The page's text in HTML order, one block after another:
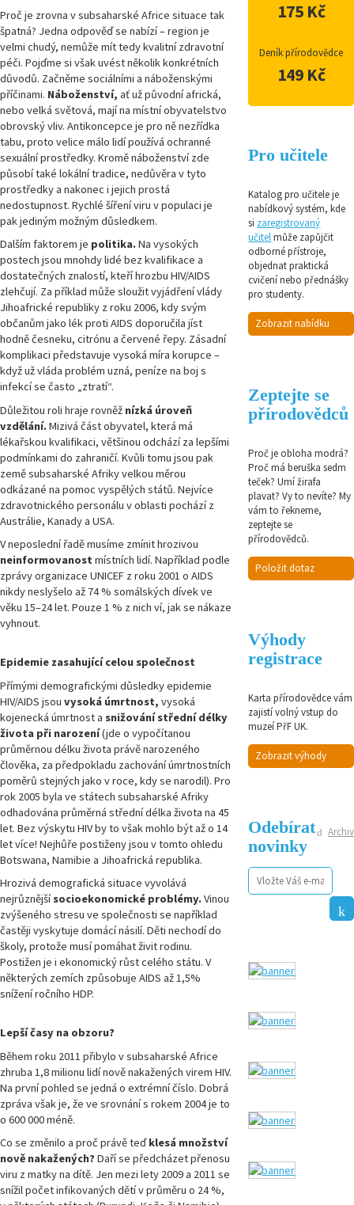
Proč je zrovna v subsaharské Africe situace tak
špatná? Jedna odpověď se nabízí – region je
velmi chudý, nemůže mít tedy kvalitní zdravotní
péči. Pojďme si však uvést několik konkrétních
důvodů. Začněme sociálními a náboženskými
příčinami. Náboženství, ať už původní africká,
nebo velká světová, mají na místní obyvatelstvo
obrovský vliv. Antikoncepce je pro ně nezřídka
tabu, proto velice málo lidí používá ochranné
sexuální prostředky. Kromě náboženství zde
působí také lokální tradice, nedůvěra v tyto
prostředky a nakonec i jejich prostá
nedostupnost. Rychlé šíření viru v populaci je
pak jediným možným důsledkem.
Dalším faktorem je politika.Na vysokých
postech jsou mnohdy lidé bez kvalifikace a
dostatečných znalostí, kteří hrozbu HIV/AIDS
zlehčují. Za příklad může sloužit vyjádření vlády
Jihoafrické republiky z roku 2006, kdy svým
občanům jako lék proti AIDS doporučila jíst
hodně česneku, citrónu a červené řepy. Zásadní
komplikaci představuje vysoká míra korupce –
když už vláda problém uzná, peníze na boj s
infekcí se často „ztratí“.
Důležitou roli hraje rovněž nízká úroveň
vzdělání.Mizivá část obyvatel, která má
lékařskou kvalifikaci, většinou odchází za lepšími
podmínkami do zahraničí. Kvůli tomu jsou pak
země subsaharské Afriky velkou měrou
odkázané na pomoc vyspělých států. Nejvíce
zdravotnického personálu v oblasti pochází z
Austrálie, Kanady a USA.
V neposlední řadě musíme zmínit hrozivou
neinformovanost místních lidí. Například podle
zprávy organizace UNICEF z roku 2001 o AIDS
nikdy neslyšelo až 74 % somálských dívek ve
věku 15–24 let. Pouze 1 % z nich ví, jak se nákaze
vyhnout.
Epidemie zasahující celou společnost
Přímými demografickými důsledky epidemie
HIV/AIDS jsou vysoká úmrtnost, vysoká
kojenecká úmrtnost a snižování střední délky
života při narození(jde o vypočítanou
průměrnou délku života právě narozeného
člověka, za předpokladu zachování úmrtnostních
poměrů stejných jako v roce, kdy se narodil). Pro
rok 2005 byla ve státech subsaharské Afriky
odhadována průměrná střední délka života na 45
let. Bez výskytu HIV by to však mohlo být až o 14
let více! Nejhůře postiženy jsou v tomto ohledu
Botswana, Namibie a Jihoafrická republika.
Hrozivá demografická situace vyvolává
nejrůznějšísocioekonomické problémy.Vinou
zvýšeného stresu ve společnosti se například
častěji vyskytuje domácí násilí. Děti nechodí do
školy, protože musí pomáhat živit rodinu.
Postižen je i ekonomický růst celého státu. V
některých zemích způsobuje AIDS až 1,5%
snížení ročního HDP.
Lepší časy na obzoru?
Během roku 2011 přibylo v subsaharské Africe
zhruba 1,8 milionu lidí nově nakažených virem HIV.
Na první pohled se jedná o extrémní číslo. Dobrá
zpráva však je, že ve srovnání s rokem 2004 je to
o 600 000 méně.
Co se změnilo a proč právě teďklesá množství
nově nakažených? Daří se předcházet přenosu
viru z matky na dítě. Jen mezi lety 2009 a 2011 se
snížil počet infikovaných dětí v průměru o 24 %,
175 Kč
Deník přírodovědce
149 Kč
Pro učitele
Katalog pro učitele je
nabídkový systém, kde
si zaregistrovaný
učitelmůže zapůjčit
odborné přístroje,
objednat praktická
cvičení nebo přednášky
pro studenty.
Zobrazit nabídku
Zeptejte se
přírodovědců
Proč je obloha modrá?
Proč má beruška sedm
teček? Umí žirafa
plavat? Vy to nevíte? My
vám to řekneme,
zeptejte se
přírodovědců.
Položit dotaz
Výhody
registrace
Karta přírodovědce vám
zajistí volný vstup do
muzeí PřF UK.
Zobrazit výhody
Archiv
Odebírat
novinky